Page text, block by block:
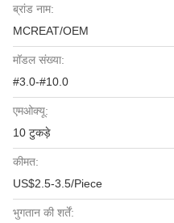
ब्रांड नाम:
MCREAT/OEM
मॉडल संख्या:
#3.0-#10.0
एमओक्यू:
10 टुकड़े
कीमत:
US$2.5-3.5/Piece
भुगतान की शर्तें: